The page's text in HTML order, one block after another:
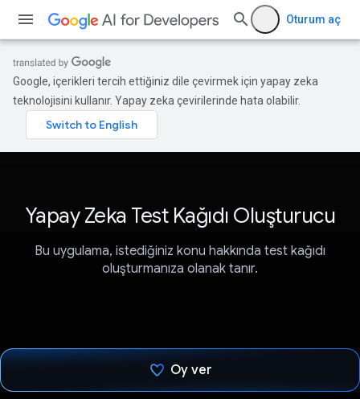
Oturum aç
Google, içerikleri tercih ettiğiniz dile çevirmek için yapay zeka
teknolojisini kullanır. Yapay zeka çevirilerinde hata olabilir.
Yapay Zeka Test Kağıdı Oluşturucu
Bu uygulama, istediğiniz konu hakkında test kağıdı
oluşturmanıza olanak tanır.
Oy ver